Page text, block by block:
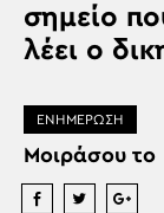
σημείο
λέει ο
ΕΝΗΜΕΡΩΣΗ
Μοιράσου το